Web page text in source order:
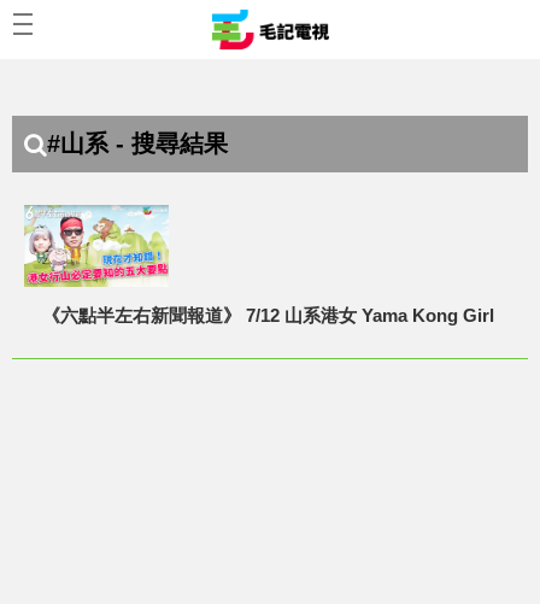
#山系 - 搜尋結果
《六點半左右新聞報道》 7/12 山系港女 Yama Kong Girl